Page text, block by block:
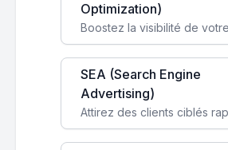
Optimization)
SEA (Search Engine
Advertising)